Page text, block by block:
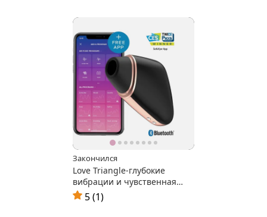
технологией Pleasure Air
Закончился
Love Triangle-глубокие
вибрации и чувственная
вакуумная стимуляция
5 (1)